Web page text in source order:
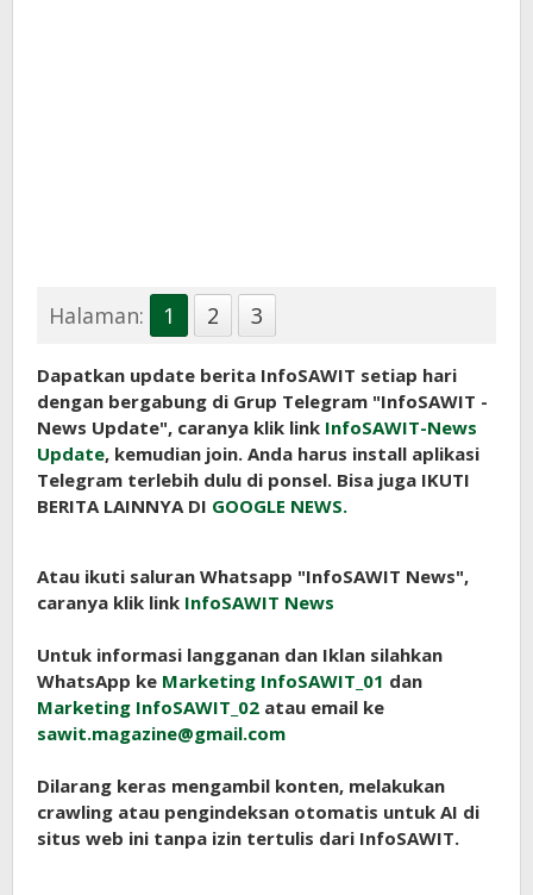
Halaman: 1 2 3
Dapatkan update berita InfoSAWIT setiap hari
dengan bergabung di Grup Telegram "InfoSAWIT -
News Update", caranya klik link InfoSAWIT-News
Update, kemudian join. Anda harus install aplikasi
Telegram terlebih dulu di ponsel. Bisa juga IKUTI
BERITA LAINNYA DI GOOGLE NEWS.
Atau ikuti saluran Whatsapp "InfoSAWIT News",
caranya klik link InfoSAWIT News
Untuk informasi langganan dan Iklan silahkan
WhatsApp ke Marketing InfoSAWIT_01 dan
Marketing InfoSAWIT_02 atau email ke
sawit.magazine@gmail.com
Dilarang keras mengambil konten, melakukan
crawling atau pengindeksan otomatis untuk AI di
situs web ini tanpa izin tertulis dari InfoSAWIT.